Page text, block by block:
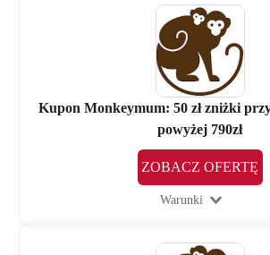
Kupon Monkeymum: 50 zł zniżki
powyżej 790zł
ZOBACZ OFERTĘ
Warunki